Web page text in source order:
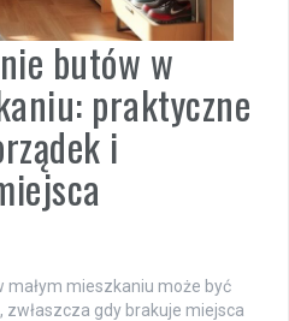
butów w
praktyczne
i
mieszkaniu może być
gdy brakuje miejsca